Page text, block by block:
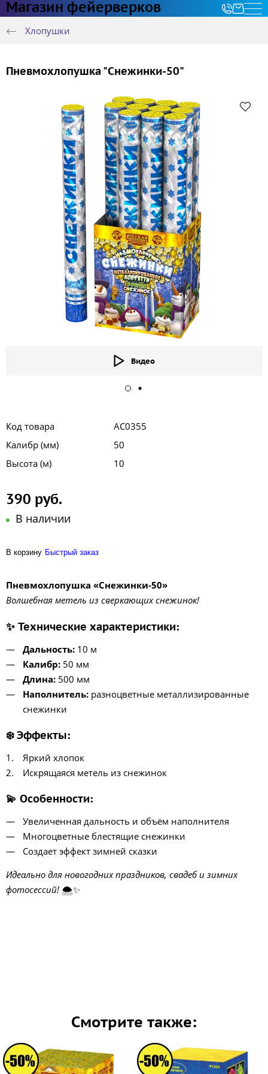
Магазин фейерверков
Хлопушки
Пневмохлопушка "Снежинки-50"
Видео
Код товара
АС0355
Калибр (мм)
50
Высота (м)
10
390 руб.
В наличии
В корзину Быстрый заказ
Пневмохлопушка «Снежинки-50»
Волшебная метель из сверкающих снежинок!
✨ Технические характеристики:
Дальность:10 м
Калибр:50 мм
Длина:500 мм
Наполнитель:разноцветные металлизированные
снежинки
❄️Эффекты:
Яркий хлопок
Искрящаяся метель из снежинок
💫 Особенности:
Увеличенная дальность и объём наполнителя
Многоцветные блестящие снежинки
Создает эффект зимней сказки
Идеально для новогодних праздников, свадеб и зимних
фотосессий! 🌨️✨
Смотрите также: